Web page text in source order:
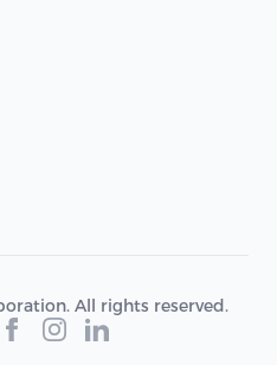
All rights reserved.